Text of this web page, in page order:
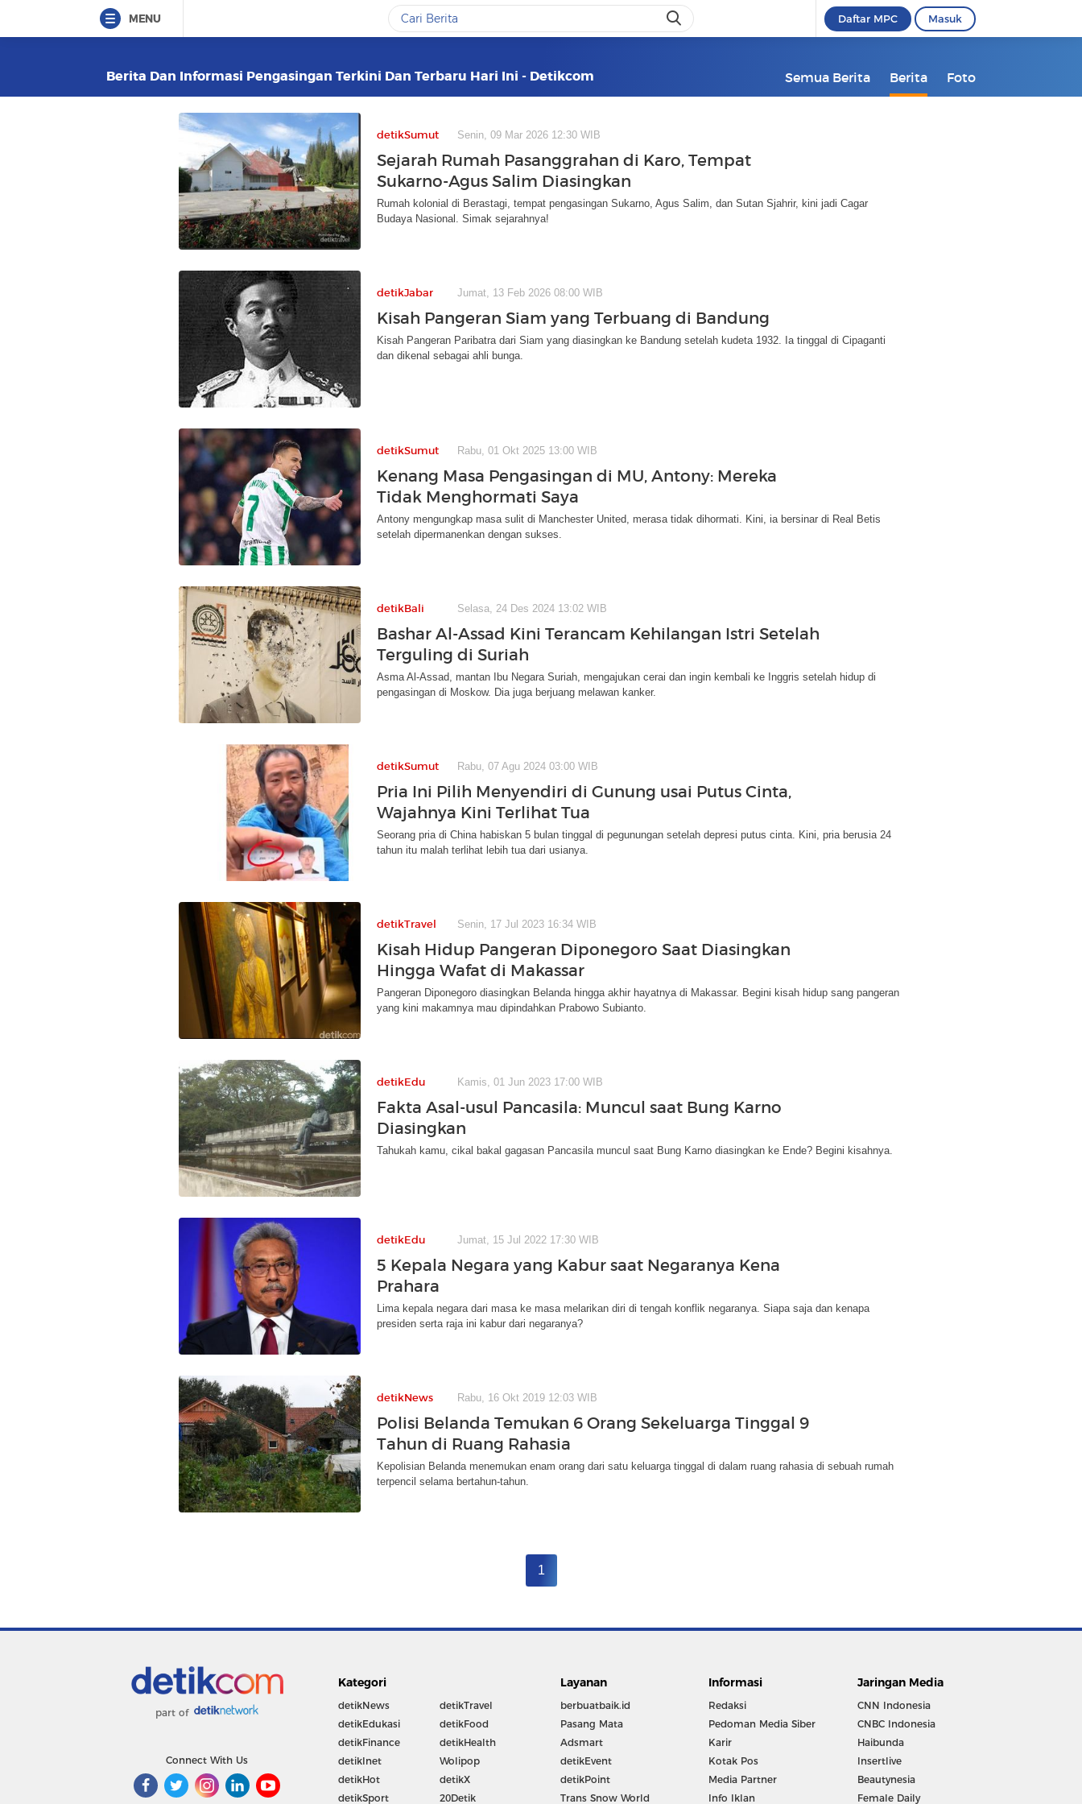
MENU Daftar MPC Masuk
Berita Dan Informasi Pengasingan Terkini Dan Terbaru Hari Ini - Detikcom Semua Berita Berita Foto
detikSumut Senin, 09 Mar 2026 12:30 WIB
Sejarah Rumah Pasanggrahan di Karo, Tempat
Sukarno-Agus Salim Diasingkan
Rumah kolonial di Berastagi, tempat pengasingan Sukarno, Agus Salim, dan Sutan Sjahrir, kini jadi Cagar
Budaya Nasional. Simak sejarahnya!
detikJabar Jumat, 13 Feb 2026 08:00 WIB
Kisah Pangeran Siam yang Terbuang di Bandung
Kisah Pangeran Paribatra dari Siam yang diasingkan ke Bandung setelah kudeta 1932. Ia tinggal di Cipaganti
dan dikenal sebagai ahli bunga.
detikSumut Rabu, 01 Okt 2025 13:00 WIB
Kenang Masa Pengasingan di MU, Antony: Mereka
Tidak Menghormati Saya
Antony mengungkap masa sulit di Manchester United, merasa tidak dihormati. Kini, ia bersinar di Real Betis
setelah dipermanenkan dengan sukses.
detikBali Selasa, 24 Des 2024 13:02 WIB
Bashar Al-Assad Kini Terancam Kehilangan Istri Setelah
Terguling di Suriah
Asma Al-Assad, mantan Ibu Negara Suriah, mengajukan cerai dan ingin kembali ke Inggris setelah hidup di
pengasingan di Moskow. Dia juga berjuang melawan kanker.
detikSumut Rabu, 07 Agu 2024 03:00 WIB
Pria Ini Pilih Menyendiri di Gunung usai Putus Cinta,
Wajahnya Kini Terlihat Tua
Seorang pria di China habiskan 5 bulan tinggal di pegunungan setelah depresi putus cinta. Kini, pria berusia 24
tahun itu malah terlihat lebih tua dari usianya.
detikTravel Senin, 17 Jul 2023 16:34 WIB
Kisah Hidup Pangeran Diponegoro Saat Diasingkan
Hingga Wafat di Makassar
Pangeran Diponegoro diasingkan Belanda hingga akhir hayatnya di Makassar. Begini kisah hidup sang pangeran
yang kini makamnya mau dipindahkan Prabowo Subianto.
detikEdu Kamis, 01 Jun 2023 17:00 WIB
Fakta Asal-usul Pancasila: Muncul saat Bung Karno
Diasingkan
Tahukah kamu, cikal bakal gagasan Pancasila muncul saat Bung Karno diasingkan ke Ende? Begini kisahnya.
detikEdu Jumat, 15 Jul 2022 17:30 WIB
5 Kepala Negara yang Kabur saat Negaranya Kena
Prahara
Lima kepala negara dari masa ke masa melarikan diri di tengah konflik negaranya. Siapa saja dan kenapa
presiden serta raja ini kabur dari negaranya?
detikNews Rabu, 16 Okt 2019 12:03 WIB
Polisi Belanda Temukan 6 Orang Sekeluarga Tinggal 9
Tahun di Ruang Rahasia
Kepolisian Belanda menemukan enam orang dari satu keluarga tinggal di dalam ruang rahasia di sebuah rumah
terpencil selama bertahun-tahun.
1
part of
Connect With Us
Kategori
detikNews
detikEdukasi
detikFinance
detikInet
detikHot
detikSport
detikTravel
detikFood
detikHealth
Wolipop
detikX
20Detik
Layanan
berbuatbaik.id
Pasang Mata
Adsmart
detikEvent
detikPoint
Trans Snow World
Informasi
Redaksi
Pedoman Media Siber
Karir
Kotak Pos
Media Partner
Info Iklan
Jaringan Media
CNN Indonesia
CNBC Indonesia
Haibunda
Insertlive
Beautynesia
Female Daily